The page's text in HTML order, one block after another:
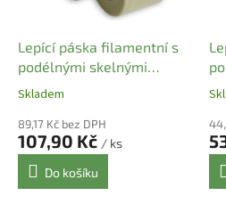
Lepící páska filamentní s
podélnými skelnými
vlákny 50 mm x 50 m
Skladem
89,17 Kč bez DPH
107,90 Kč / ks
Do košíku